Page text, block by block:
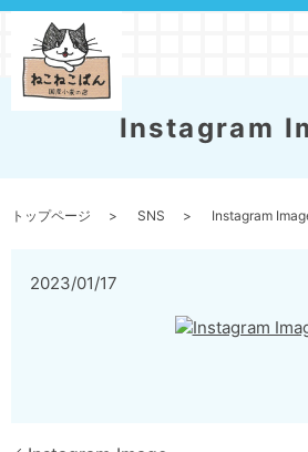
Instagram
トップページ SNS Instagram
2023/01/17